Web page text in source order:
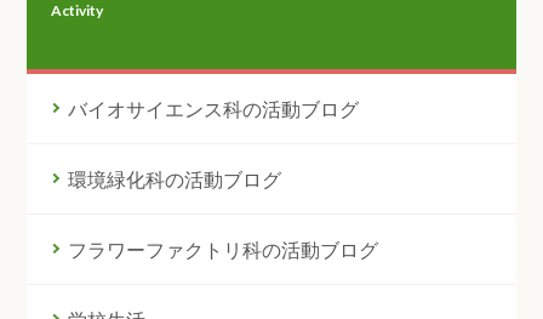
Activity
バイオサイエンス科の活動ブログ
環境緑化科の活動ブログ
フラワーファクトリ科の活動ブログ